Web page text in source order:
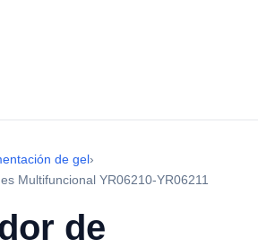
de gel›
Multifuncional YR06210-YR06211
de